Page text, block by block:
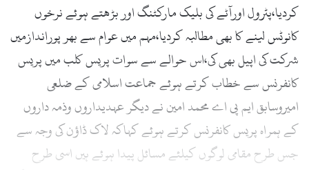
کردیا،پٹرول اورآٹے کی بلیک مارکٹنگ اور بڑھتے ہوئے نرخوں
کانوٹس لینے کا بھی مطالبہ کردیا،مہم میں عوام سے بھر پوراندازمیں
شرکت کی اپیل بھی کی،اس حوالے سے سوات پریس کلب میں پریس
کانفرنس سے خطاب کرتے ہوئے جماعت اسلامی کے ضلعی
امیروسابق ایم پی اے محمد امین نے دیگر عہدیداروں وذمہ داروں
کے ہمراہ پریس کانفرنس کرتے ہوئے کہاکہ لاک ڈاؤن کی وجہ سے
جس طرح مقامی لوگوں کیلئے مسائل پیدا ہوئے ہیں اسی طرح